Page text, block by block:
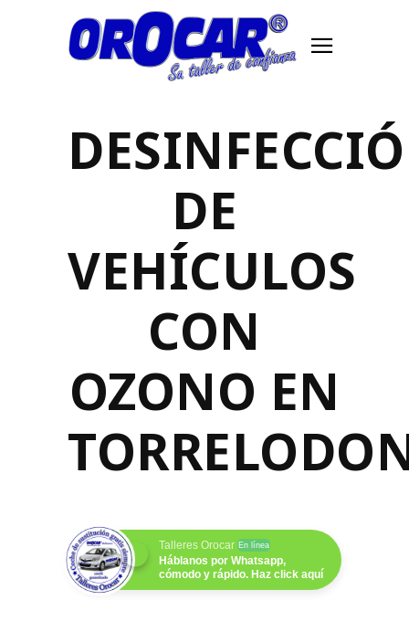
DE
VEHÍCULOS
CON
OZONO EN
Talleres Orocar En línea
Háblanos por Whatsapp,
cómodo y rápido. Haz click aquí